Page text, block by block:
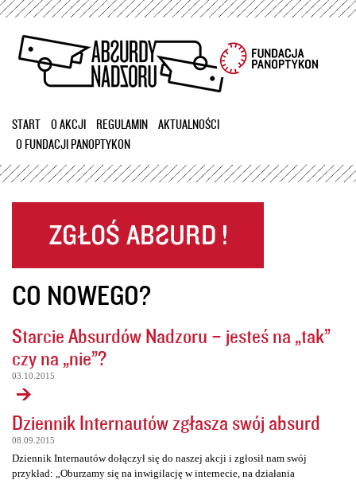
Przejdź
treści
START O AKCJI REGULAMIN
AKTUALNOŚCI
O FUNDACJI PANOPTYKON
CO NOWEGO?
Starcie Absurdów Nadzoru – jesteś na „tak”
czy na „nie”?
03.10.2015
Dziennik Internautów zgłasza swój absurd
08.09.2015
Dziennik Internautów dołączył się do naszej akcji i zgłosił nam swój
przykład: „Oburzamy się na inwigilację w internecie, na działania